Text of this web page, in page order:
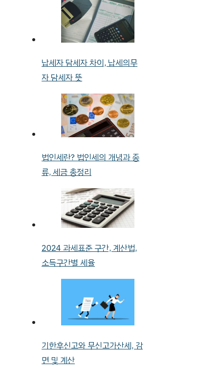
납세자 담세자 차이, 납세의무
자 담세자 뜻
법인세란? 법인세의 개념과 종
류, 세금 총정리
2024 과세표준 구간, 계산법,
소득구간별 세율
기한후신고와 무신고가산세, 감
면 및 계산